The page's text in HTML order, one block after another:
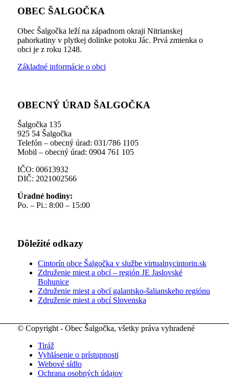
OBEC ŠALGOČKA
Obec Šalgočka leží na západnom okraji Nitrianskej
pahorkatiny v plytkej dolinke potoku Jác. Prvá zmienka o
obci je z roku 1248.
Základné informácie o obci
OBECNÝ ÚRAD ŠALGOČKA
Šalgočka 135
925 54 Šalgočka
Telefón – obecný úrad: 031/786 1105
Mobil – obecný úrad: 0904 761 105
IČO: 00613932
DIČ: 2021002566
Úradné hodiny:
Po. – Pi.: 8:00 – 15:00
Dôležité odkazy
Cintorín obce Šalgočka v službe virtualnycintorin.sk
Združenie miest a obcí – región JE Jaslovské
Bohunice
Združenie miest a obcí galantsko-šalianskeho regiónu
Združenie miest a obcí Slovenska
© Copyright - Obec Šalgočka, všetky práva vyhradené
Tiráž
Vyhlásenie o prístupnosti
Webové sídlo
Ochrana osobných údajov